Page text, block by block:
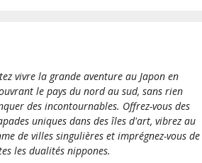
vivre la grande aventure au Japon en
le pays du nord au sud, sans rien
des incontournables. Offrez-vous des
uniques dans des îles d'art, vibrez au
de villes singulières et imprégnez-vous de
les dualités nippones.